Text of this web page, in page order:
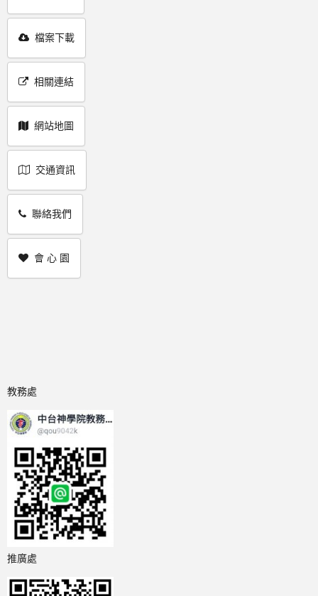
檔案下載
相關連結
網站地圖
交通資訊
聯絡我們
會 心 園
教務處
推廣處